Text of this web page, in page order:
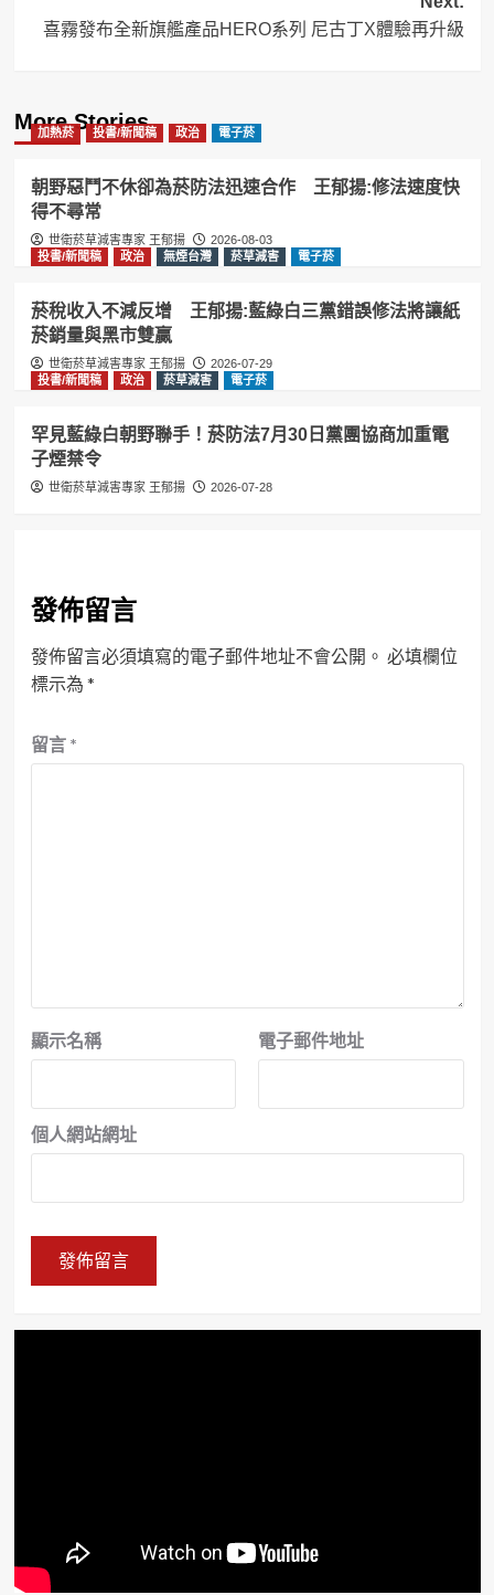
喜霧發布全新旗艦產品HERO系列 尼古丁X體驗再升級
More Stories
加熱菸 投書/新聞稿 政治 電子菸
朝野惡鬥不休卻為菸防法迅速合作 王郁揚:修法速度快
得不尋常
世衛菸草減害專家 王郁揚
2026-08-03
投書/新聞稿
政治 無煙台灣 菸草減害 電子菸
菸稅收入不減反增 王郁揚:藍綠白三黨錯誤修法將讓紙
菸銷量與黑市雙贏
世衛菸草減害專家 王郁揚
2026-07-29
投書/新聞稿
政治 菸草減害 電子菸
罕見藍綠白朝野聯手！菸防法7月30日黨團協商加重電
子煙禁令
世衛菸草減害專家 王郁揚 2026-07-28
發佈留言
發佈留言必須填寫的電子郵件地址不會公開。 必填欄位
標示為 *
留言 *
顯示名稱 電子郵件地址
個人網站網址